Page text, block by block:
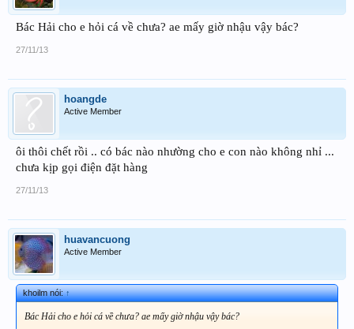
Bác Hải cho e hỏi cá về chưa? ae mấy giờ nhậu vậy bác?
27/11/13
hoangde
Active Member
ôi thôi chết rồi .. có bác nào nhường cho e con nào không nhỉ ...
chưa kịp gọi điện đặt hàng
27/11/13
huavancuong
Active Member
khoilm nói:↑
Bác Hải cho e hỏi cá về chưa? ae mấy giờ nhậu vậy bác?